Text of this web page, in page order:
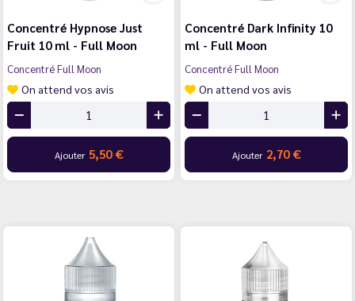
Concentré Hypnose Just
Fruit 10 ml - Full Moon
Concentré Full Moon
On attend vos avis
Ajouter 5,50 €
Concentré Dark Infinity 10
ml - Full Moon
Concentré Full Moon
On attend vos avis
Ajouter 2,70 €